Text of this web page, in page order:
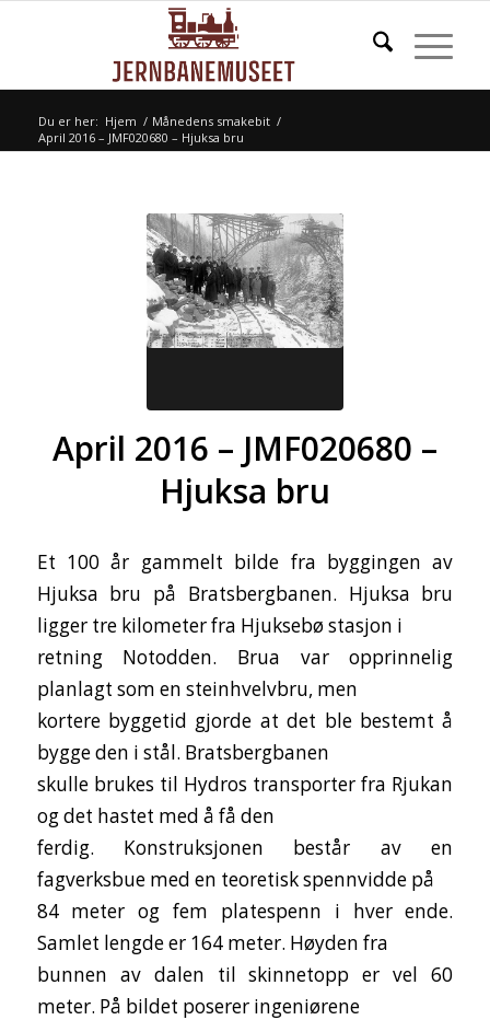
Du er her: Hjem / Månedens smakebit /
April 2016 – JMF020680 – Hjuksa bru
April 2016 – JMF020680 –
Hjuksa bru
Et 100 år gammelt bilde fra byggingen av
Hjuksa bru på Bratsbergbanen. Hjuksa bru
ligger tre kilometer fra Hjuksebø stasjon i
retning Notodden. Brua var opprinnelig
planlagt som en steinhvelvbru, men
kortere byggetid gjorde at det ble bestemt å
bygge den i stål. Bratsbergbanen
skulle brukes til Hydros transporter fra Rjukan
og det hastet med å få den
ferdig. Konstruksjonen består av en
fagverksbue med en teoretisk spennvidde på
84 meter og fem platespenn i hver ende.
Samlet lengde er 164 meter. Høyden fra
bunnen av dalen til skinnetopp er vel 60
meter. På bildet poserer ingeniørene